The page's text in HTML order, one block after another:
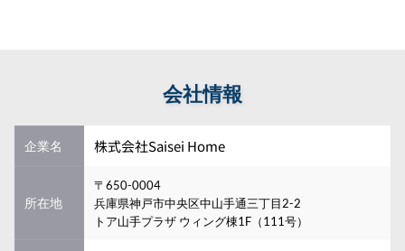
会社情報
企業名 株式会社Saisei Home
所在地
〒650-0004
兵庫県神戸市中央区中山手通三丁目2-2
トア山手プラザ ウィング棟1F（111号）